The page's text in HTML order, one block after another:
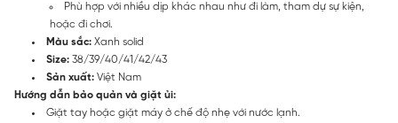
Phù hợp với nhiều dịp khác nhau như đi làm, tham dự sự kiện,
hoặc đi chơi.
Màu sắc: Xanh solid
Size: 38/39/40/41/42/43
Sản xuất: Việt Nam
Hướng dẫn bảo quản và giặt ủi:
Giặt tay hoặc giặt máy ở chế độ nhẹ với nước lạnh.